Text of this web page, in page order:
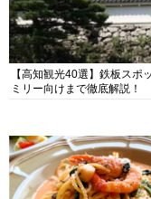
【高知観光40選】鉄板ス
ミリー向けまで徹底解説！